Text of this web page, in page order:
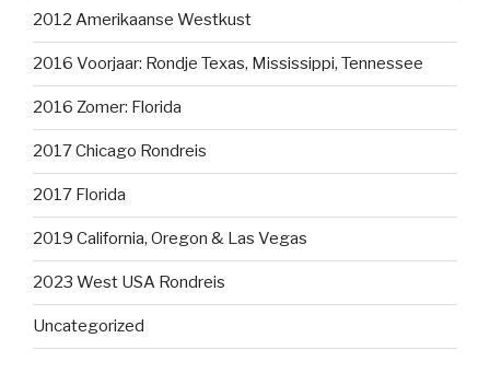
2012 Amerikaanse Westkust
2016 Voorjaar: Rondje Texas, Mississippi, Tennessee
2016 Zomer: Florida
2017 Chicago Rondreis
2017 Florida
2019 California, Oregon & Las Vegas
2023 West USA Rondreis
Uncategorized